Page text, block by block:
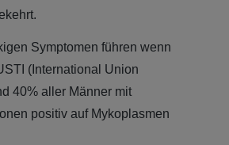
Symptomen führen wenn
(International Union
40% aller Männer mit
positiv auf Mykoplasmen